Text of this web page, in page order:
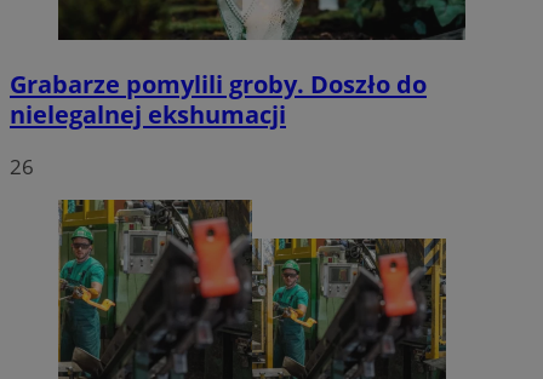
Grabarze pomylili groby. Doszło do
nielegalnej ekshumacji
26